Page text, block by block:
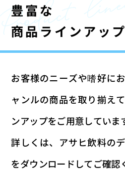
豊富な
商品ラインアップ
お客様のニーズや嗜好に
ャンルの商品を取り揃えて
ンアップをご用意していま
詳しくは、アサヒ飲料の
をダウンロードしてご確認